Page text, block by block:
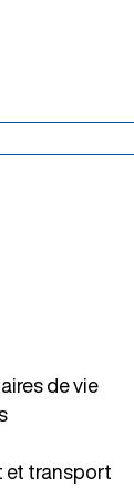
de vie
et transport